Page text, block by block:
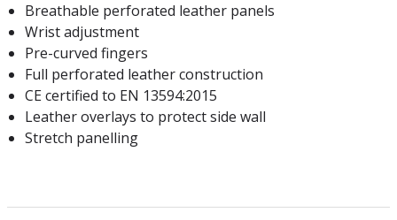
Breathable perforated leather panels
Wrist adjustment
Pre-curved fingers
Full perforated leather construction
CE certified to EN 13594:2015
Leather overlays to protect side wall
Stretch panelling